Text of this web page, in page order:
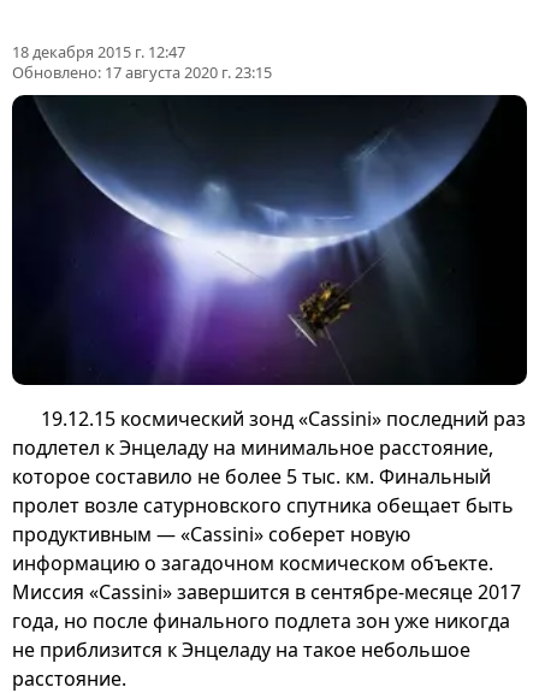
18 декабря 2015 г. 12:47
Обновлено: 17 августа 2020 г. 23:15
19.12.15 космический зонд «Cassini» последний раз
подлетел к Энцеладу на минимальное расстояние,
которое составило не более 5 тыс. км. Финальный
пролет возле сатурновского спутника обещает быть
продуктивным — «Cassini» соберет новую
информацию о загадочном космическом объекте.
Миссия «Cassini» завершится в сентябре-месяце 2017
года, но после финального подлета зон уже никогда
не приблизится к Энцеладу на такое небольшое
расстояние.